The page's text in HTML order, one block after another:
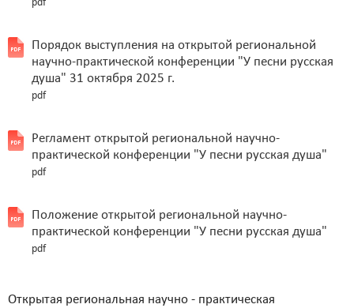
pdf
Порядок выступления на открытой региональной
научно-практической конференции "У песни русская
душа" 31 октября 2025 г.
pdf
Регламент открытой региональной научно-
практической конференции "У песни русская душа"
pdf
Положение открытой региональной научно-
практической конференции "У песни русская душа"
pdf
Открытая региональная научно - практическая